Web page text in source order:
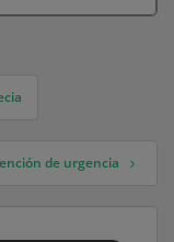
de urgencia